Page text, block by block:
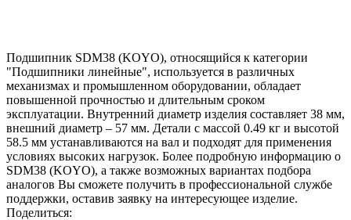
Подшипник SDM38 (KOYO), относящийся к категории
"Подшипники линейные", используется в различных
механизмах и промышленном оборудовании, обладает
повышенной прочностью и длительным сроком
эксплуатации. Внутренний диаметр изделия составляет 38 мм,
внешний диаметр – 57 мм. Детали с массой 0.49 кг и высотой
58.5 мм устанавливаются на вал и подходят для применения
условиях высоких нагрузок. Более подробную информацию о
SDM38 (KOYO), а также возможных вариантах подбора
аналогов Вы сможете получить в профессиональной службе
поддержки, оставив заявку на интересующее изделие.
Поделиться: